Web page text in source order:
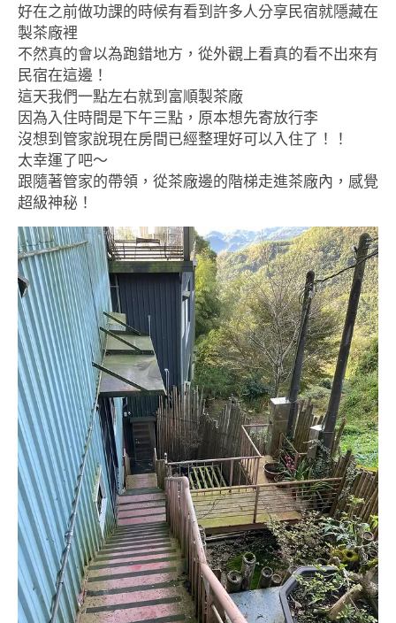
好在之前做功課的時候有看到許多人分享民宿就隱藏在
製茶廠裡
不然真的會以為跑錯地方，從外觀上看真的看不出來有
民宿在這邊！
這天我們一點左右就到富順製茶廠
因為入住時間是下午三點，原本想先寄放行李
沒想到管家說現在房間已經整理好可以入住了！！
太幸運了吧～
跟隨著管家的帶領，從茶廠邊的階梯走進茶廠內，感覺
超級神秘！